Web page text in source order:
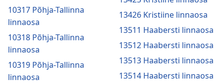
10317 Põhja-Tallinna
linnaosa
10318 Põhja-Tallinna
linnaosa
10319 Põhja-Tallinna
linnaosa
13426 Kristiine linnaosa
13511 Haabersti linnaosa
13512 Haabersti linnaosa
13513 Haabersti linnaosa
13514 Haabersti linnaosa